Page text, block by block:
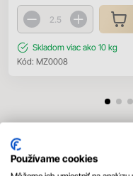
Skladom viac ako 10 kg
Kód: MZ0008
Mohlo by sa vám
Používame cookies